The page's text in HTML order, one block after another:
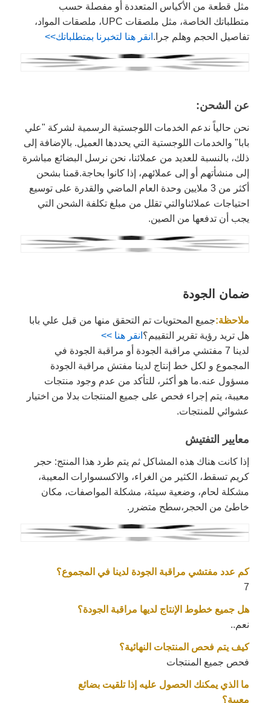
مثل قطعة من الأكياس المتعددة أو مفصلة حسب
متطلباتك الخاصة، مثل ملصقات UPC، ملصقات المواد،
تفاصيل الحجم وهلم جرا.انقر هنا لتخبرنا بمتطلباتك>>
عن الشحن:
نحن حالياً ندعم الخدمات اللوجستية الرسمية لشركة "علي
بابا" والخدمات اللوجستية التي يحددها العميل. بالإضافة إلى
ذلك، بالنسبة للعديد من عملائنا، نحن نرسل البضائع مباشرة
إلى منشأتهم أو إلى عملائهم، إذا كانوا بحاجة.قمنا بشحن
أكثر من 3 ملايين وحدة العام الماضي والقدرة على توسيع
احتياجات عملائناوالتي تقلل من مبلغ تكلفة الشحن التي
يجب أن تدفعها من الصين.
ضمان الجودة
ملاحظة:جميع المحتويات تم التحقق منها من قبل علي بابا
هل تريد رؤية تقرير التقييم؟انقر هنا >>
لدينا 7 مفتشي مراقبة الجودة أو مراقبة الجودة في
المجموع و لكل خط إنتاج لدينا مفتش مراقبة الجودة
مسؤول عنه.ما هو أكثر، للتأكد من عدم وجود منتجات
معيبة، يتم إجراء فحص على جميع المنتجات بدلا من اختيار
عشوائي للمنتجات.
معايير التفتيش
إذا كانت هناك هذه المشاكل ثم يتم طرد هذا المنتج: حجر
كريم تسقط، الكثير من الغراء، والاكسسوارات المعيبة،
مشكلة لحام، وضعية سيئة، مشكلة المواصفات، مكان
خاطئ من الحجر،سطح متضرر.
كم عدد مفتشي مراقبة الجودة لدينا في المجموع؟
7
هل جميع خطوط الإنتاج لديها مراقبة الجودة؟
نعم..
كيف يتم فحص المنتجات النهائية؟
فحص جميع المنتجات
ما الذي يمكنك الحصول عليه إذا تلقيت بضائع
معيبة؟